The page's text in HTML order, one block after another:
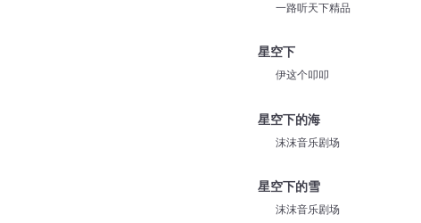
一路听天下精品
星空下
伊这个叩叩
星空下的海
沫沫音乐剧场
星空下的雪
沫沫音乐剧场